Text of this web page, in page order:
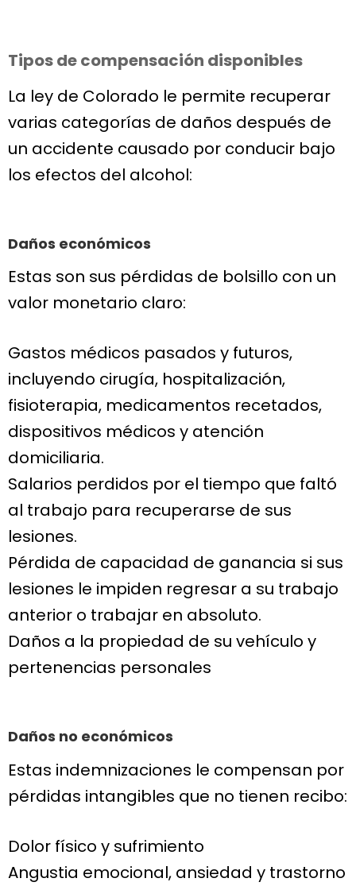
Tipos de compensación disponibles
La ley de Colorado le permite recuperar
varias categorías de daños después de
un accidente causado por conducir bajo
los efectos del alcohol:
Daños económicos
Estas son sus pérdidas de bolsillo con un
valor monetario claro:
Gastos médicos pasados y futuros,
incluyendo cirugía, hospitalización,
fisioterapia, medicamentos recetados,
dispositivos médicos y atención
domiciliaria.
Salarios perdidos por el tiempo que faltó
al trabajo para recuperarse de sus
lesiones.
Pérdida de capacidad de ganancia si sus
lesiones le impiden regresar a su trabajo
anterior o trabajar en absoluto.
Daños a la propiedad de su vehículo y
pertenencias personales
Daños no económicos
Estas indemnizaciones le compensan por
pérdidas intangibles que no tienen recibo:
Dolor físico y sufrimiento
Angustia emocional, ansiedad y trastorno